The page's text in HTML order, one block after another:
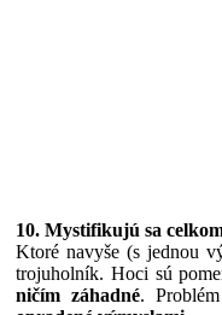
10. Mystifikujú sa
Ktoré navyše (s jednou
trojuholník. Hoci sú
ničím záhadné.